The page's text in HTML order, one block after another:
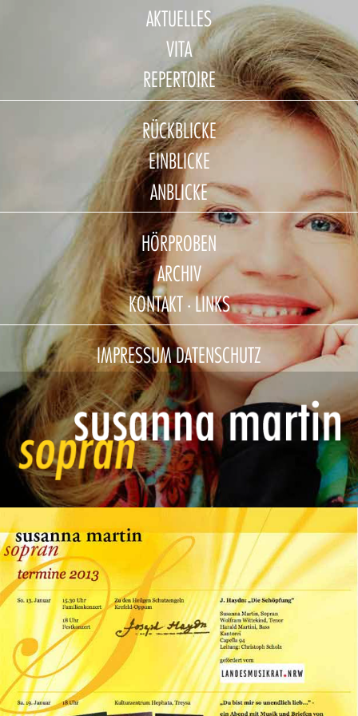
AKTUELLES
VITA
REPERTOIRE
RÜCKBLICKE
EINBLICKE
ANBLICKE
HÖRPROBEN
ARCHIV
KONTAKT · LINKS
IMPRESSUM DATENSCHUTZ